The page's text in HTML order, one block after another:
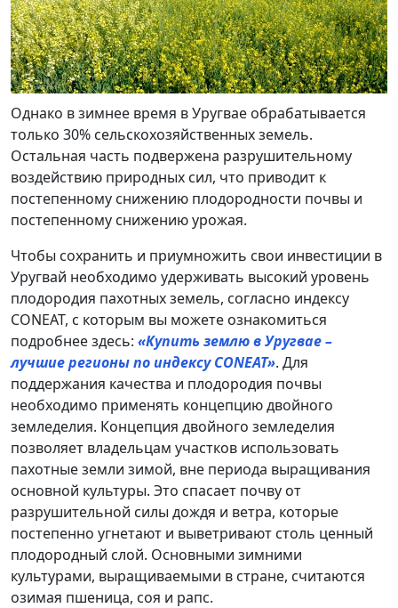
Однако в зимнее время в Уругвае обрабатывается
только 30% сельскохозяйственных земель.
Остальная часть подвержена разрушительному
воздействию природных сил, что приводит к
постепенному снижению плодородности почвы и
постепенному снижению урожая.
Чтобы сохранить и приумножить свои инвестиции в
Уругвай необходимо удерживать высокий уровень
плодородия пахотных земель, согласно индексу
CONEAT, с которым вы можете ознакомиться
подробнее здесь: «Купить землю в Уругвае –
лучшие регионы по индексу CONEAT». Для
поддержания качества и плодородия почвы
необходимо применять концепцию двойного
земледелия. Концепция двойного земледелия
позволяет владельцам участков использовать
пахотные земли зимой, вне периода выращивания
основной культуры. Это спасает почву от
разрушительной силы дождя и ветра, которые
постепенно угнетают и выветривают столь ценный
плодородный слой. Основными зимними
культурами, выращиваемыми в стране, считаются
озимая пшеница, соя и рапс.